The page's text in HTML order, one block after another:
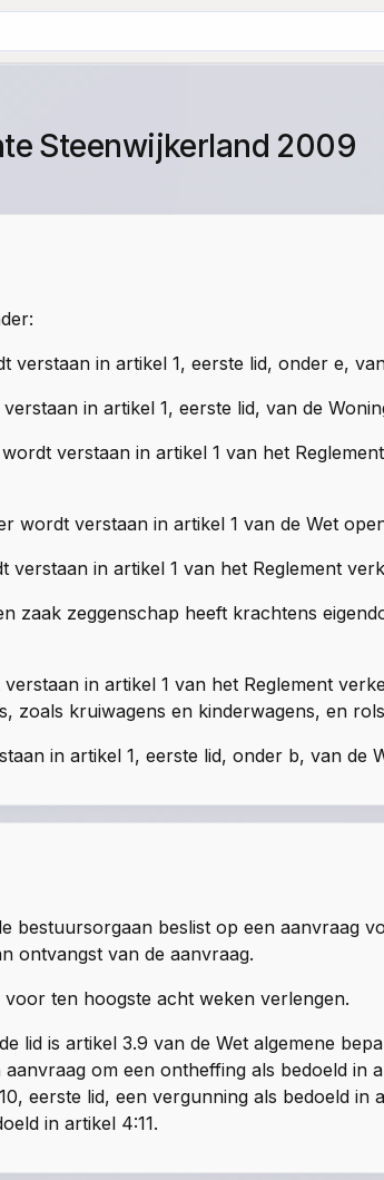
Steenwijkerland 2009
verstaan in artikel 1, eerste lid, onder e,
in artikel 1, eerste lid, van de
verstaan in artikel 1 van het
wordt verstaan in artikel 1 van de Wet
in artikel 1 van het Reglement
zaak zeggenschap heeft krachtens
in artikel 1 van het Reglement
zoals kruiwagens en kinderwagens, en
in artikel 1, eerste lid, onder b, van de
bestuursorgaan beslist op een aanvraag
ontvangst van de aanvraag.
ten hoogste acht weken verlengen.
lid is artikel 3.9 van de Wet algemene
om een ontheffing als bedoeld in
eerste lid, een vergunning als bedoeld in
in artikel 4:11.